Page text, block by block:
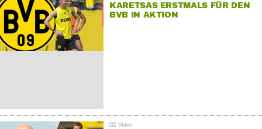
KARETSAS ERSTMALS FÜR DEN
BVB IN AKTION